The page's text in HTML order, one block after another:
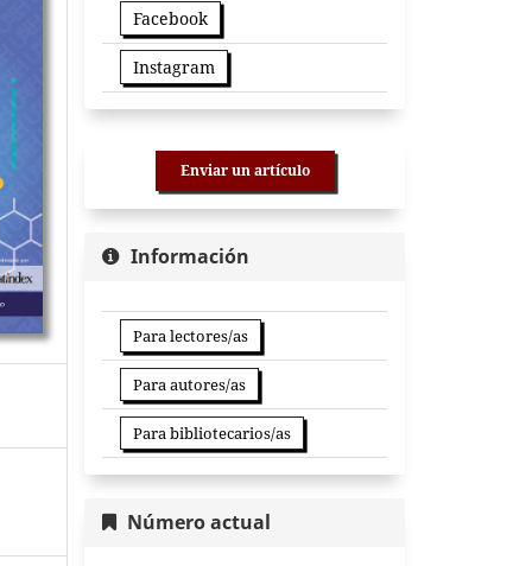
Facebook
Instagram
Enviar un artículo
Información
Para lectores/as
Para autores/as
Para bibliotecarios/as
Número actual